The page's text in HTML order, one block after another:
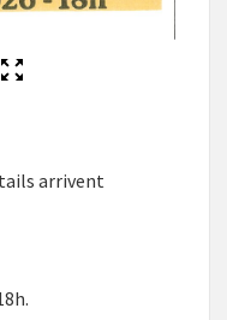
arrivent